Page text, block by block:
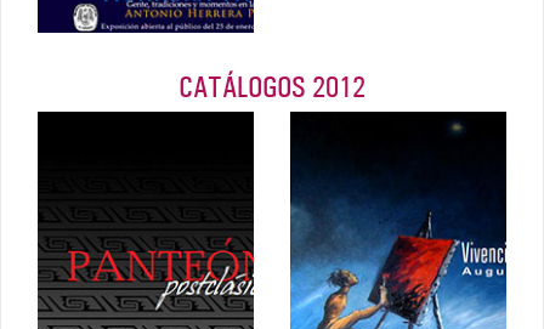
CATÁLOGOS 2012
Panteón
postclásico
Octubre 2012
Vivencial e
inconcluso,
Augusto
Crespín